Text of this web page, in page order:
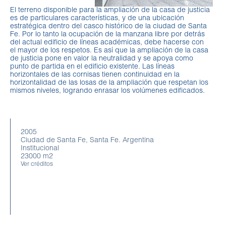
El terreno disponible para la ampliación de la casa de justicia
es de particulares características, y de una ubicación
estratégica dentro del casco histórico de la ciudad de Santa
Fe. Por lo tanto la ocupación de la manzana libre por detrás
del actual edificio de líneas académicas, debe hacerse con
el mayor de los respetos. Es así que la ampliación de la casa
de justicia pone en valor la neutralidad y se apoya como
punto de partida en el edificio existente. Las líneas
horizontales de las cornisas tienen continuidad en la
horizontalidad de las losas de la ampliación que respetan los
mismos niveles, logrando enrasar los volúmenes edificados.
2005
Ciudad de Santa Fe, Santa Fe. Argentina
Institucional
23000 m2
Ver créditos